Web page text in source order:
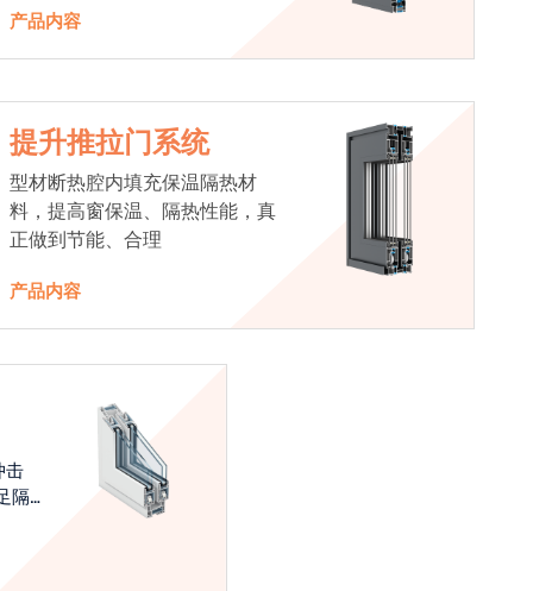
产品内容
提升推拉门系统
型材断热腔内填充保温隔热材
料，提高窗保温、隔热性能，真
正做到节能、合理
产品内容
击
隔